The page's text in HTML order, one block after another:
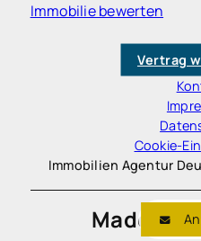
Immobilie bewerten
Vertrag
Cookie-
Immobilien Agentur
Made